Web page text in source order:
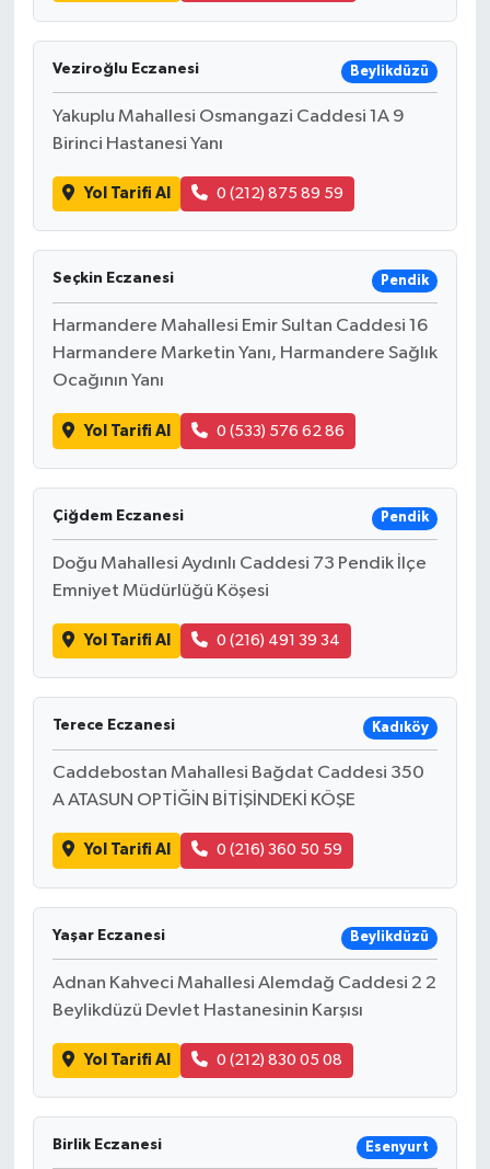
Veziroğlu Eczanesi Beylikdüzü
Yakuplu Mahallesi Osmangazi Caddesi 1A 9
Birinci Hastanesi Yanı
Yol Tarifi Al 0 (212) 875 89 59
Seçkin Eczanesi Pendik
Harmandere Mahallesi Emir Sultan Caddesi 16
Harmandere Marketin Yanı, Harmandere Sağlık
Ocağının Yanı
Yol Tarifi Al 0 (533) 576 62 86
Çiğdem Eczanesi Pendik
Doğu Mahallesi Aydınlı Caddesi 73 Pendik İlçe
Emniyet Müdürlüğü Köşesi
Yol Tarifi Al 0 (216) 491 39 34
Terece Eczanesi Kadıköy
Caddebostan Mahallesi Bağdat Caddesi 350
A ATASUN OPTİĞİN BİTİŞİNDEKİ KÖŞE
Yol Tarifi Al 0 (216) 360 50 59
Yaşar Eczanesi Beylikdüzü
Adnan Kahveci Mahallesi Alemdağ Caddesi 2 2
Beylikdüzü Devlet Hastanesinin Karşısı
Yol Tarifi Al 0 (212) 830 05 08
Birlik Eczanesi Esenyurt